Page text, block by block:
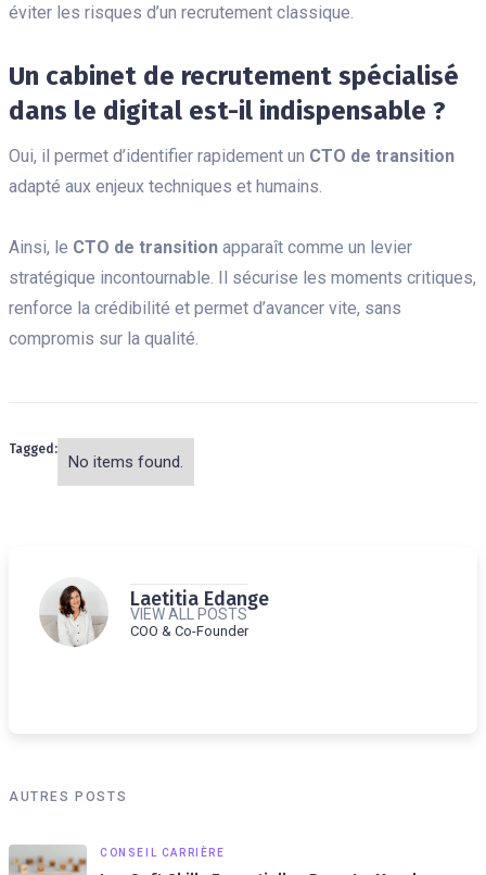
éviter les risques d’un recrutement classique.
Un cabinet de recrutement spécialisé
dans le digital est-il indispensable ?
Oui, il permet d’identifier rapidement un CTO de transition
adapté aux enjeux techniques et humains.
Ainsi, le CTO de transition apparaît comme un levier
stratégique incontournable. Il sécurise les moments critiques,
renforce la crédibilité et permet d’avancer vite, sans
compromis sur la qualité.
Tagged:
No items found.
Laetitia Edange
COO & Co-Founder
VIEW ALL POSTS
AUTRES POSTS
CONSEIL CARRIÈRE